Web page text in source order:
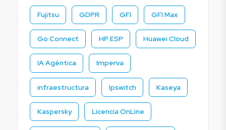
Fujitsu GDPR GFI GFI Max
Go Connect HP ESP Huawei Cloud
IA Agéntica Imperva
infraestructura Ipswitch Kaseya
Kaspersky Licencia OnLine